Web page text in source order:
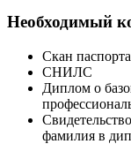
Необходимый
Скан
СНИЛС
Диплом о
фамилия в